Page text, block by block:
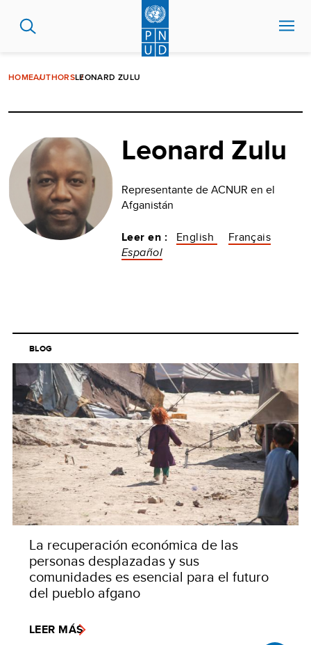
contenido
HOMEAUTHORSLEONARD ZULU
Leonard Zulu
Representante de ACNUR en el
Afganistán
Leer en :
English
Français
Español
BLOG
La recuperación económica de las
personas desplazadas y sus
comunidades es esencial para el futuro
del pueblo afgano
LEER MÁS